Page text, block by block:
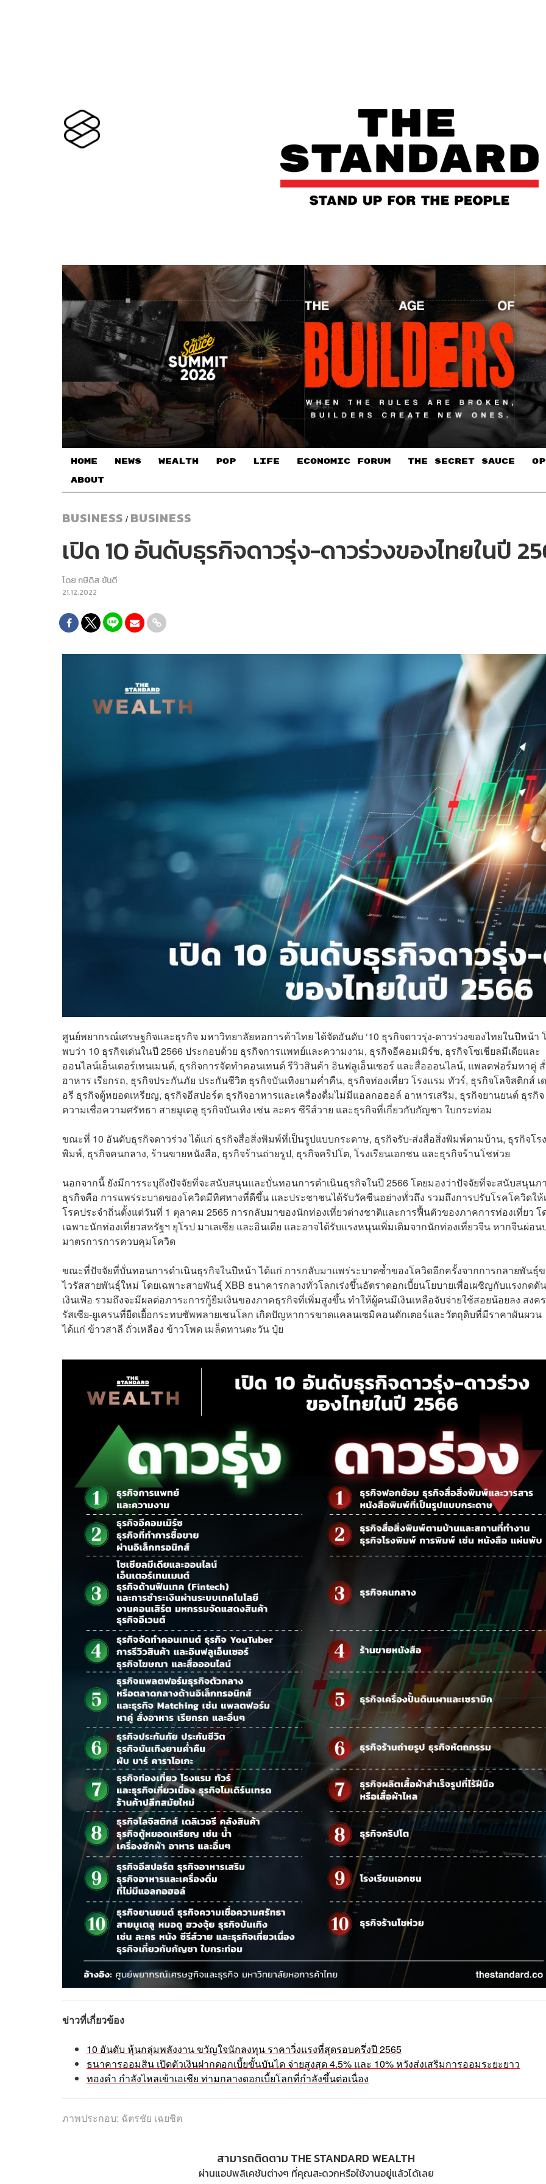
HOME NEWS WEALTH POP LIFE ECONOMIC FORUM THE SECRET SAUCE​
ABOUT
BUSINESS / BUSINESS
เปิด 10 อันดับธุรกิจดาวรุ่ง-ดาวร่วงของไทยในปี
โดยกษิดิส ขันตี
21.12.2022
ศูนย์พยากรณ์เศรษฐกิจและธุรกิจ มหาวิทยาลัยหอการค้าไทย ได้จัดอันดับ ‘10 ธุรกิจดาวรุ่ง-ดาวร่วงของไทยในปีหน้า
พบว่า 10 ธุรกิจเด่นในปี 2566 ประกอบด้วย ธุรกิจการแพทย์และความงาม, ธุรกิจอีคอมเมิร์ซ, ธุรกิจโซเชียลมีเดียและ
ออนไลน์เอ็นเตอร์เทนเมนต์, ธุรกิจการจัดทำคอนเทนต์ รีวิวสินค้า อินฟลูเอ็นเซอร์ และสื่อออนไลน์, แพลตฟอร์มหาคู่
อาหาร เรียกรถ, ธุรกิจประกันภัย ประกันชีวิต ธุรกิจบันเทิงยามค่ำคืน, ธุรกิจท่องเที่ยว โรงแรม ทัวร์, ธุรกิจโลจิสติกส์ เ
อรี ธุรกิจตู้หยอดเหรียญ, ธุรกิจอีสปอร์ต ธุรกิจอาหารและเครื่องดื่มไม่มีแอลกอฮอล์ อาหารเสริม, ธุรกิจยานยนต์ ธุรกิจ
ความเชื่อความศรัทธา สายมูเตลู ธุรกิจบันเทิง เช่น ละคร ซีรีส์วาย และธุรกิจที่เกี่ยวกับกัญชา ใบกระท่อม
ขณะที่ 10 อันดับธุรกิจดาวร่วง ได้แก่ ธุรกิจสื่อสิ่งพิมพ์ที่เป็นรูปแบบกระดาษ, ธุรกิจรับ-ส่งสื่อสิ่งพิมพ์ตามบ้าน, ธุรกิจโรง
พิมพ์, ธุรกิจคนกลาง, ร้านขายหนังสือ, ธุรกิจร้านถ่ายรูป, ธุรกิจคริปโต, โรงเรียนเอกชน และธุรกิจร้านโชห่วย
นอกจากนี้ ยังมีการระบุถึงปัจจัยที่จะสนับสนุนและบั่นทอนการดำเนินธุรกิจในปี 2566 โดยมองว่าปัจจัยที่จะสนับสนุนภ
ธุรกิจคือ การแพร่ระบาดของโควิดมีทิศทางที่ดีขึ้น และประชาชนได้รับวัคซีนอย่างทั่วถึง รวมถึงการปรับโรคโควิดให้
โรคประจำถิ่นตั้งแต่วันที่ 1 ตุลาคม 2565 การกลับมาของนักท่องเที่ยวต่างชาติและการฟื้นตัวของภาคการท่องเที่ยว โ
เฉพาะนักท่องเที่ยวสหรัฐฯ ยุโรป มาเลเซีย และอินเดีย และอาจได้รับแรงหนุนเพิ่มเติมจากนักท่องเที่ยวจีน หากจีนผ่อน
มาตรการการควบคุมโควิด
ขณะที่ปัจจัยที่บั่นทอนการดำเนินธุรกิจในปีหน้า ได้แก่ การกลับมาแพร่ระบาดซ้ำของโควิดอีกครั้งจากการกลายพันธุ์
ไวรัสสายพันธุ์ใหม่ โดยเฉพาะสายพันธุ์ XBB ธนาคารกลางทั่วโลกเร่งขึ้นอัตราดอกเบี้ยนโยบายเพื่อเผชิญกับแรงกดดั
เงินเฟ้อ รวมถึงจะมีผลต่อภาระการกู้ยืมเงินของภาคธุรกิจที่เพิ่มสูงขึ้น ทำให้ผู้คนมีเงินเหลือจับจ่ายใช้สอยน้อยลง สงค
รัสเซีย-ยูเครนที่ยืดเยื้อกระทบซัพพลายเชนโลก เกิดปัญหาการขาดแคลนเซมิคอนดักเตอร์และวัตถุดิบที่มีราคาผันผวน
ได้แก่ ข้าวสาลี ถั่วเหลือง ข้าวโพด เมล็ดทานตะวัน ปุ๋ย
ข่าวที่เกี่ยวข้อง
10 อันดับ หุ้นกลุ่มพลังงาน ขวัญใจนักลงทุน ราคาวิ่งแรงที่สุดรอบครึ่งปี 2565
ธนาคารออมสิน เปิดตัวเงินฝากดอกเบี้ยขั้นบันได จ่ายสูงสุด 4.5% และ 10% หวังส่งเสริมการออมระยะยาว
ทองคำ กำลังไหลเข้าเอเชีย ท่ามกลางดอกเบี้ยโลกที่กำลังขึ้นต่อเนื่อง
ภาพประกอบ: ฉัตรชัย เฉยชิต
สามารถติดตาม THE STANDARD WEALTH
ผ่านแอปพลิเคชันต่างๆ ที่คุณสะดวกหรือใช้งานอยู่แล้วได้เลย